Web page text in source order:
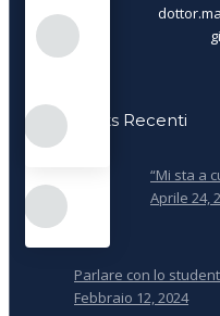
in
Posts Recenti
“Mi sta a
Aprile 24,
Parlare con lo
Febbraio 12, 2024